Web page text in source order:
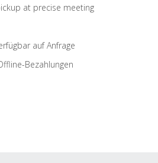
at precise meeting
auf Anfrage
Bezahlungen